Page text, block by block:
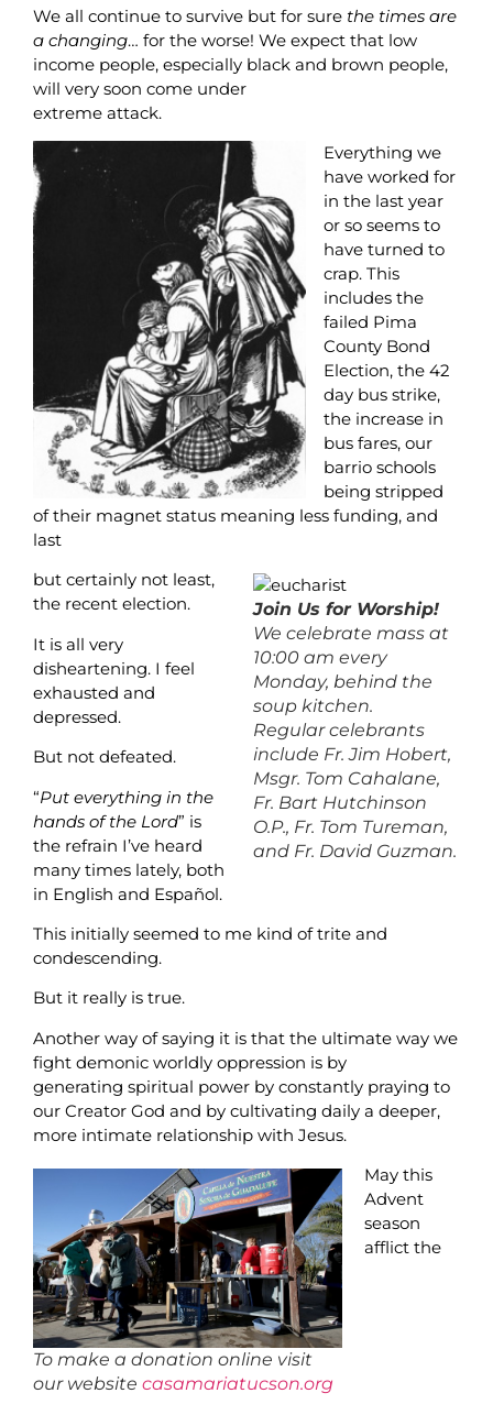
We all continue to survive but for sure the times are
a changing… for the worse! We expect that low
income people, especially black and brown people,
will very soon come under
extreme attack.
Everything we
have worked for
in the last year
or so seems to
have turned to
crap. This
includes the
failed Pima
County Bond
Election, the 42
day bus strike,
the increase in
bus fares, our
barrio schools
being stripped
of their magnet status meaning less funding, and
last
Join Us for Worship!
We celebrate mass at
10:00 am every
Monday, behind the
soup kitchen.
Regular celebrants
include Fr. Jim Hobert,
Msgr. Tom Cahalane,
Fr. Bart Hutchinson
O.P., Fr. Tom Tureman,
and Fr. David Guzman.
but certainly not least,
the recent election.
It is all very
disheartening. I feel
exhausted and
depressed.
But not defeated.
“Put everything in the
hands of the Lord” is
the refrain I’ve heard
many times lately, both
in English and Español.
This initially seemed to me kind of trite and
condescending.
But it really is true.
Another way of saying it is that the ultimate way we
fight demonic worldly oppression is by
generating spiritual power by constantly praying to
our Creator God and by cultivating daily a deeper,
more intimate relationship with Jesus.
To make a donation online visit
our website casamariatucson.org
May this
Advent
season
afflict the